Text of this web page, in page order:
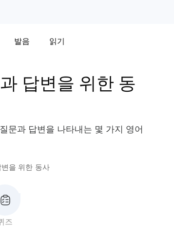
발음 읽기
답변을 위한 동
문과 답변을 나타내는 몇 가지 영어
을 위한 동사
즈